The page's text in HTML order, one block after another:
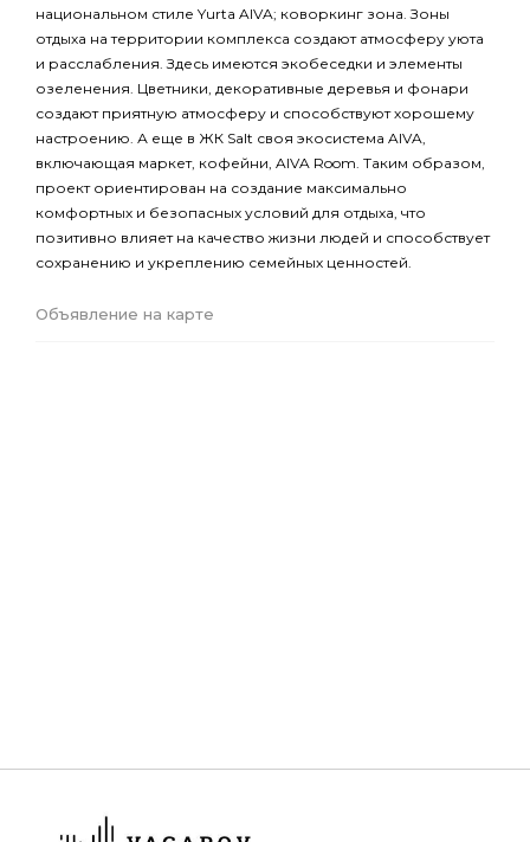
национальном стиле Yurta AIVA; коворкинг зона. Зоны
отдыха на территории комплекса создают атмосферу уюта
и расслабления. Здесь имеются экобеседки и элементы
озеленения. Цветники, декоративные деревья и фонари
создают приятную атмосферу и способствуют хорошему
настроению. А еще в ЖК Salt своя экосистема AIVA,
включающая маркет, кофейни, AIVA Room. Таким образом,
проект ориентирован на создание максимально
комфортных и безопасных условий для отдыха, что
позитивно влияет на качество жизни людей и способствует
сохранению и укреплению семейных ценностей.
Объявление на карте